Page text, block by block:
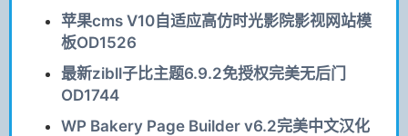
苹果cms V10自适应高仿时光影院影视网站模
板OD1526
最新zibll子比主题6.9.2免授权完美无后门
OD1744
WP Bakery Page Builder v6.2完美中文汉化